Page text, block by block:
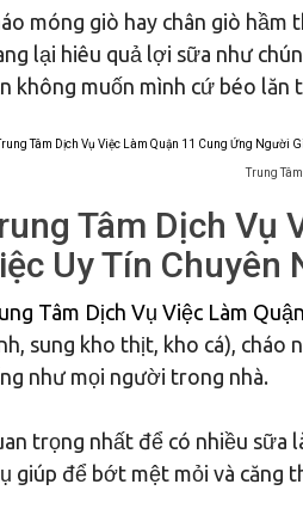
móng giò hay chân giò
lại hiêu quả lợi sữa như
không muốn mình cứ béo lăn
Trung
Tâm Dịch Vụ
Uy Tín Chuyên
Tâm Dịch Vụ Việc Làm
sung kho thịt, kho cá), cháo
như mọi người trong nhà.
trọng nhất để có nhiều sữa
giúp để bớt mệt mỏi và căng